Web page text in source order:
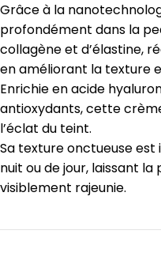
Grâce à la
profondément dans la
collagène et d’élastine,
en améliorant la texture
Enrichie en acide
antioxydants, cette
l’éclat du teint.
Sa texture onctueuse
nuit ou de jour, laissant
visiblement rajeunie.